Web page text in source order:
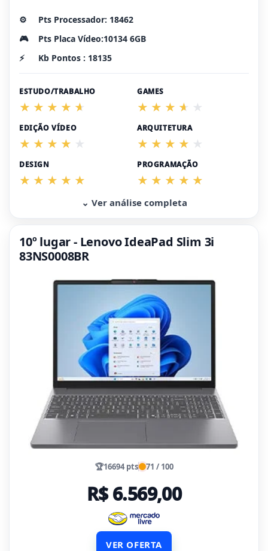
⚙️
Pts Processador: 18462
🎮
Pts Placa Vídeo:10134 6GB
⚡
Kb Pontos : 18135
ESTUDO/TRABALHO GAMES
EDIÇÃO VÍDEO ARQUITETURA
DESIGN PROGRAMAÇÃO
⌄ Ver análise completa
10º lugar - Lenovo IdeaPad Slim 3i
83NS0008BR
🏆16694 pts 71 / 100
R$ 6.569,00
VER OFERTA